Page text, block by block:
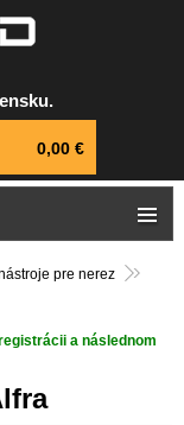
0,00 €
pre nerez
a následnom